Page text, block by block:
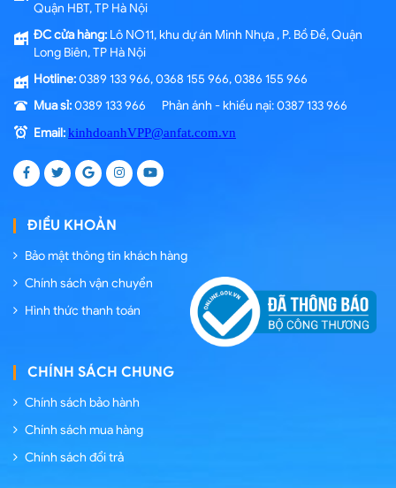
Quận HBT, TP Hà Nội
ĐC cửa hàng: Lô NO11, khu dự án Minh Nhựa , P. Bồ Đề, Quận
Long Biên, TP Hà Nội
Hotline:0389 133 966, 0368 155 966, 0386 155 966
Mua sỉ:0389 133 966 Phản ánh - khiếu nại: 0387 133 966
Email:kinhdoanhVPP@anfat.com.vn
ĐIỀU KHOẢN
Bảo mật thông tin khách hàng
Chính sách vận chuyển
Hình thức thanh toán
CHÍNH SÁCH CHUNG
Chính sách bảo hành
Chính sách mua hàng
Chính sách đổi trả